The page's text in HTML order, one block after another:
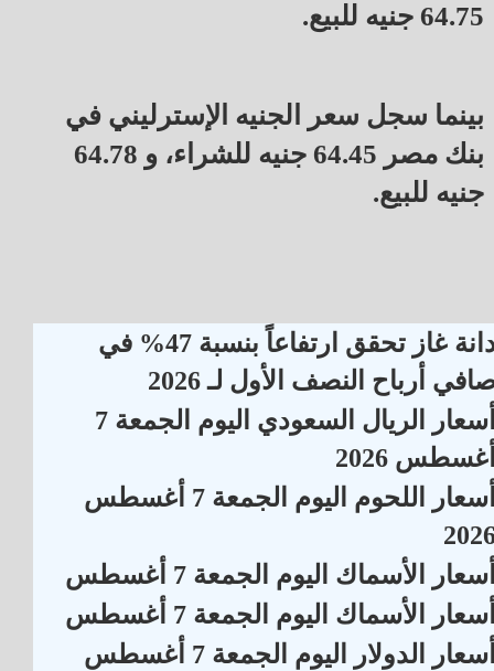
64.75 جنيه للبيع.
بينما سجل سعر الجنيه الإسترليني في
بنك مصر 64.45 جنيه للشراء، و 64.78
جنيه للبيع.
دانة غاز تحقق ارتفاعاً بنسبة 47% في
أرباح النصف الأول لـ 2026
أسعار الريال السعودي اليوم الجمعة 7
2026
أسعار اللحوم اليوم الجمعة 7 أغسطس
الأسماك اليوم الجمعة 7 أغسطس
الأسماك اليوم الجمعة 7 أغسطس
الدولار اليوم الجمعة 7 أغسطس